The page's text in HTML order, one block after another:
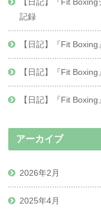
記録
【日記】『Fit
【日記】『Fit
【日記】『Fit
アーカイブ
2026年2月
2025年4月